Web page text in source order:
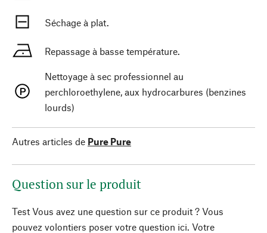
Séchage à plat.
Repassage à basse température.
Nettoyage à sec professionnel au
perchloroethylene, aux hydrocarbures (benzines
lourds)
Autres articles de Pure Pure
Question sur le produit
Test Vous avez une question sur ce produit ? Vous
pouvez volontiers poser votre question ici. Votre